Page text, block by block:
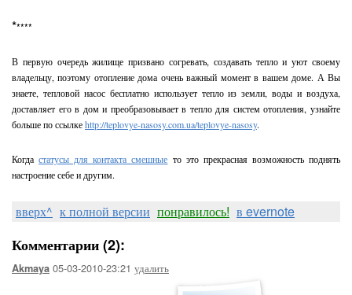
*****
В первую очередь жилище призвано согревать, создавать тепло и уют своему
владельцу, поэтому отопление дома очень важный момент в вашем доме. А Вы
знаете, тепловой насос бесплатно использует тепло из земли, воды и воздуха,
доставляет его в дом и преобразовывает в тепло для систем отопления, узнайте
больше по ссылкеhttp://teplovye-nasosy.com.ua/teplovye-nasosy.
Когдастатусы для контакта смешные то это прекрасная возможность поднять
настроение себе и другим.
вверх^ к полной версии понравилось! в evernote
Комментарии (2):
Akmaya 05-03-2010-23:21 удалить